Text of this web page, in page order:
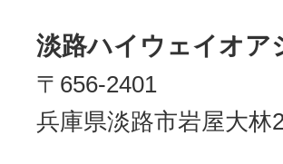
淡路ハイウェイオア
〒656-2401
兵庫県淡路市岩屋大林